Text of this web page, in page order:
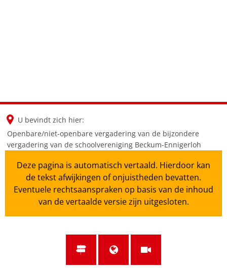
U bevindt zich hier:
Openbare/niet-openbare vergadering van de bijzondere
vergadering van de schoolvereniging Beckum-Ennigerloh
Deze pagina is automatisch vertaald. Hierdoor kan
de tekst afwijkingen of onjuistheden bevatten.
Eventuele rechtsaanspraken op basis van de inhoud
van de vertaalde versie zijn uitgesloten.